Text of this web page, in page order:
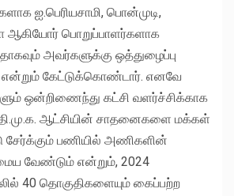
ஐ.பெரியசாமி, பொன்முடி,
ஆகியோர் பொறுப்பாளர்களாக
அவர்களுக்கு ஒத்துழைப்பு
கேட்டுக்கொண்டார். எனவே
ஒன்றிணைந்து கட்சி வளர்ச்சிக்காக
தி.மு.க. ஆட்சியின் சாதனைகளை மக்கள்
பணியில் அணிகளின்
வேண்டும் என்றும், 2024
40 தொகுதிகளையும் கைப்பற்ற